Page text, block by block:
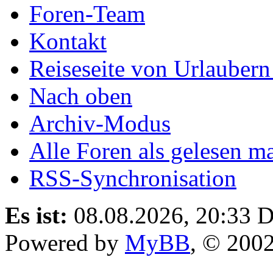
Foren-Team
Kontakt
Reiseseite von
Nach oben
Archiv-Modus
Alle Foren als gelesen
RSS-Synchronisation
Es ist: 08.08.2026, 20:33
Powered by MyBB, ©